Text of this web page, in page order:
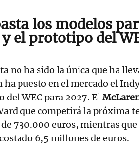
los modelos
el prototipo del
no ha sido la única que ha
ha puesto en el mercado el
del WEC para 2027. El
que competirá la próxima
730.000 euros, mientras que
6,5 millones de euros.